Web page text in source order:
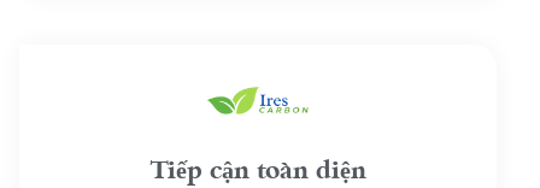
Tiếp cận toàn diện